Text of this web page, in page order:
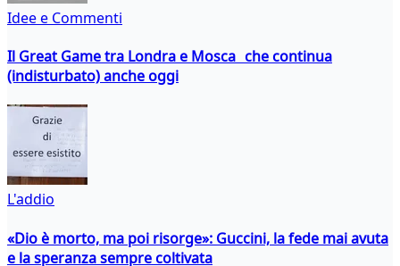
Idee e Commenti
Il Great Game tra Londra e Mosca che continua
(indisturbato) anche oggi
L'addio
«Dio è morto, ma poi risorge»: Guccini, la fede mai avuta
e la speranza sempre coltivata